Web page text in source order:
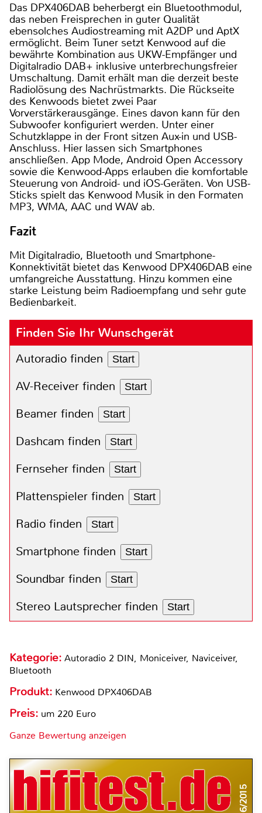
Das DPX406DAB beherbergt ein Bluetoothmodul,
das neben Freisprechen in guter Qualität
ebensolches Audiostreaming mit A2DP und AptX
ermöglicht. Beim Tuner setzt Kenwood auf die
bewährte Kombination aus UKW-Empfänger und
Digitalradio DAB+ inklusive unterbrechungsfreier
Umschaltung. Damit erhält man die derzeit beste
Radiolösung des Nachrüstmarkts. Die Rückseite
des Kenwoods bietet zwei Paar
Vorverstärkerausgänge. Eines davon kann für den
Subwoofer konfiguriert werden. Unter einer
Schutzklappe in der Front sitzen Aux-in und USB-
Anschluss. Hier lassen sich Smartphones
anschließen. App Mode, Android Open Accessory
sowie die Kenwood-Apps erlauben die komfortable
Steuerung von Android- und iOS-Geräten. Von USB-
Sticks spielt das Kenwood Musik in den Formaten
MP3, WMA, AAC und WAV ab.
Fazit
Mit Digitalradio, Bluetooth und Smartphone-
Konnektivität bietet das Kenwood DPX406DAB eine
umfangreiche Ausstattung. Hinzu kommen eine
starke Leistung beim Radioempfang und sehr gute
Bedienbarkeit.
Finden Sie Ihr Wunschgerät
Autoradio finden Start
AV-Receiver finden Start
Beamer finden Start
Dashcam finden Start
Fernseher finden Start
Plattenspieler finden Start
Radio finden Start
Smartphone finden Start
Soundbar finden Start
Stereo Lautsprecher finden Start
Kategorie: Autoradio 2 DIN, Moniceiver, Naviceiver,
Bluetooth
Produkt: Kenwood DPX406DAB
Preis: um 220 Euro
Ganze Bewertung anzeigen
6/2015